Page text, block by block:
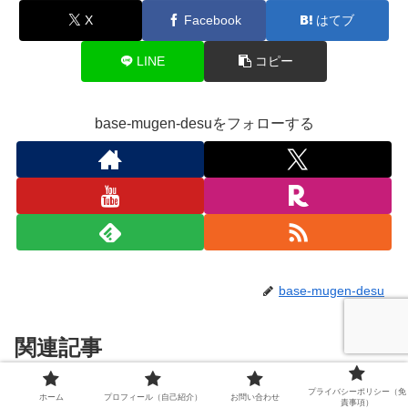
X Facebook はてブ
LINE コピー
base-mugen-desuをフォローする
base-mugen-desu
関連記事
Xiaomi Mi ハンディクリーナー ミ
ホーム プロフィール（自己紹介） お問い合わせ
プライバシーポリシー（免
責事項）